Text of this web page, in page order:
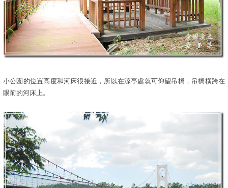
小公園的位置高度和河床很接近，所以在涼亭處就可仰望吊橋，吊橋橫跨在
眼前的河床上。